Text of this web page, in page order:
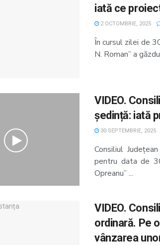
iată ce
2 OCTOMBRIE, 2025
În cursul zilei de
N. Roman” a
VIDEO.
ședință: iată
30 SEPTEMBRIE, 2025
Consiliul
pentru data de
Opreanu” ...
VIDEO.
ordinară. Pe
vânzarea